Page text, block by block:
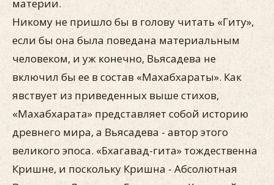
материи.
Никому не пришло бы в голову читать «Гиту»,
если бы она была поведана материальным
человеком, и уж конечно, Вьясадева не
включил бы ее в состав «Махабхараты». Как
явствует из приведенных выше стихов,
«Махабхарата» представляет собой историю
древнего мира, а Вьясадева - автор этого
великого эпоса. «Бхагавад-гита» тождественна
Кришне, и поскольку Кришна - Абсолютная